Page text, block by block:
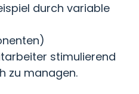
durch variable
stimulierend
zu managen.